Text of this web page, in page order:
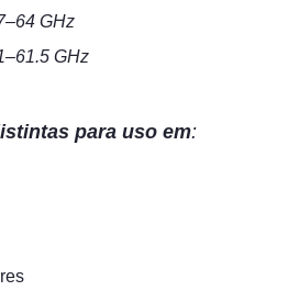
GHz
GHz
para uso em: